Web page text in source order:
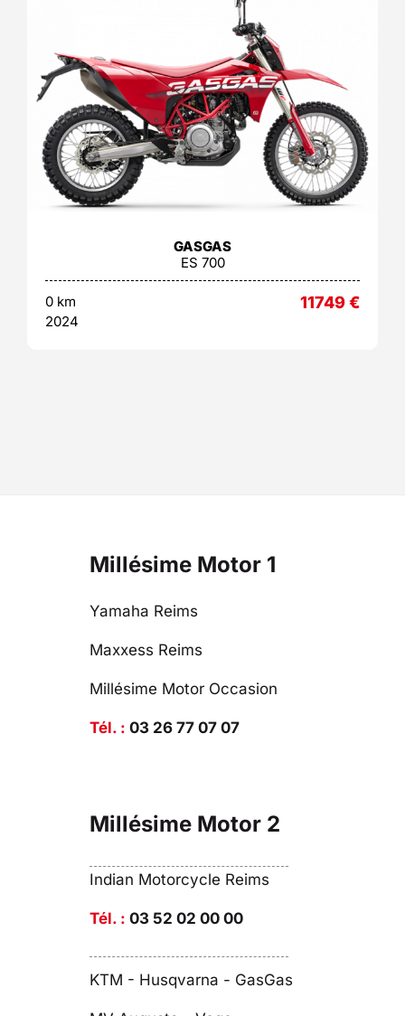
GASGAS
ES 700
0 km
2024
11749€
Millésime Motor 1
Yamaha Reims
Maxxess Reims
Millésime Motor Occasion
Tél. : 03 26 77 07 07
Millésime Motor 2
Indian Motorcycle Reims
Tél. : 03 52 02 00 00
KTM - Husqvarna - GasGas